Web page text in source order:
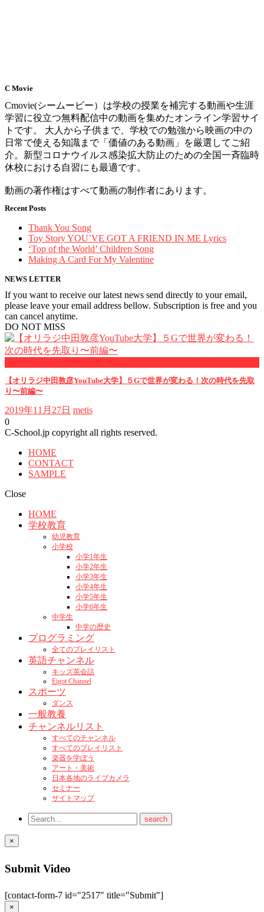
C Movie
Cmovie(シームービー）は学校の授業を補完する動画や生涯
学習に役立つ無料配信中の動画を集めたオンライン学習サイ
トです。 大人から子供まで、学校での勉強から映画の中の
日常で使える知識まで「価値のある動画」を厳選してご紹
介。新型コロナウイルス感染拡大防止のための全国一斉臨時
休校における自習にも最適です。
動画の著作権はすべて動画の制作者にあります。
Recent Posts
Thank You Song
Toy Story YOU’VE GOT A FRIEND IN ME Lyrics
‘Top of the World’ Children Song
Making A Card For My Valentine
NEWS LETTER
If you want to receive our latest news send directly to your email,
please leave your email address bellow. Subscription is free and you
can cancel anytime.
DO NOT MISS
【オリラジ中田敦彦YouTube大学】５Gで世界が変わる！次の時代を先取
り〜前編〜
2019年11月27日 metis
0
C-School.jp copyright all rights reserved.
HOME
CONTACT
SAMPLE
Close
HOME
学校教育
幼児教育
小学校
小学1年生
小学2年生
小学3年生
小学4年生
小学5年生
小学6年生
中学生
中学の歴史
プログラミング
全てのプレイリスト
英語チャンネル
キッズ英会話
Eigot Channel
スポーツ
ダンス
一般教養
チャンネルリスト
すべてのチャンネル
すべてのプレイリスト
楽器を学ぼう
アート・美術
日本各地のライブカメラ
セミナー
サイトマップ
×
Submit Video
[contact-form-7 id="2517" title="Submit"]
×